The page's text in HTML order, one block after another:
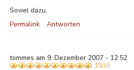
Soviel dazu.
Permalink
Antworten
tommes am 9. Dezember 2007 - 12:52
10/10